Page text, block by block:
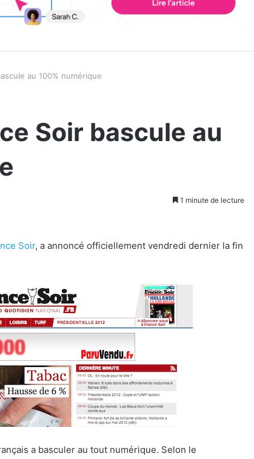
au 100% numérique
Soir bascule au
1 minute de lecture
Soir, a annoncé officiellement vendredi dernier la fin
a basculer au tout numérique. Selon le